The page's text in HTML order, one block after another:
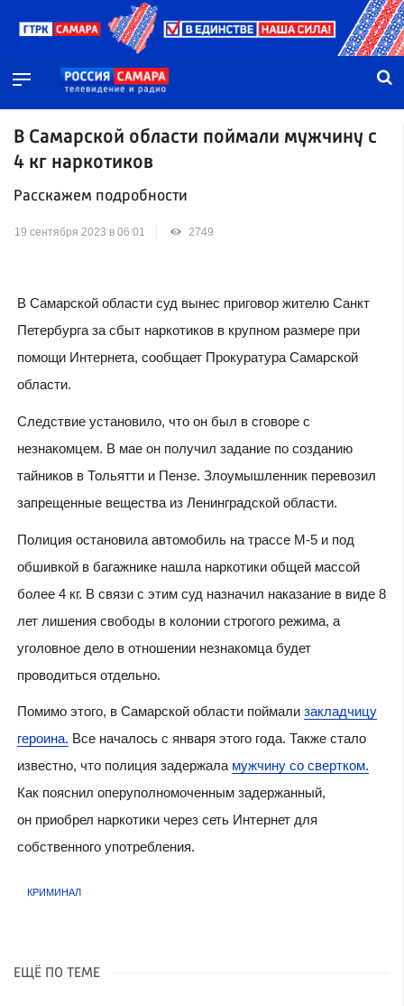
В Самарской области поймали мужчину с
4 кг наркотиков
Расскажем подробности
19 сентября 2023 в 06:01 2749
В Самарской области суд вынес приговор жителю Санкт
Петербурга за сбыт наркотиков в крупном размере при
помощи Интернета, сообщает Прокуратура Самарской
области.
Следствие установило, что он был в сговоре с
незнакомцем. В мае он получил задание по созданию
тайников в Тольятти и Пензе. Злоумышленник перевозил
запрещенные вещества из Ленинградской области.
Полиция остановила автомобиль на трассе М-5 и под
обшивкой в багажнике нашла наркотики общей массой
более 4 кг. В связи с этим суд назначил наказание в виде 8
лет лишения свободы в колонии строгого режима, а
уголовное дело в отношении незнакомца будет
проводиться отдельно.
Помимо этого, в Самарской области поймали закладчицу
героина. Все началось с января этого года. Также стало
известно, что полиция задержала мужчину со свертком.
Как пояснил оперуполномоченным задержанный,
он приобрел наркотики через сеть Интернет для
собственного употребления.
КРИМИНАЛ
ЕЩЁ ПО ТЕМЕ